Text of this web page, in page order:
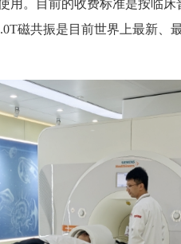
。目前的收费标准是按临床
磁共振是目前世界上最新、